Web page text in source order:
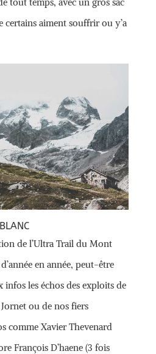
certains aiment souffrir ou y’a
de l’Ultra Trail du Mont
en année, peut-être
infos les échos des exploits de
ou de nos fiers
comme Xavier Thevenard
François D’haene (3 fois